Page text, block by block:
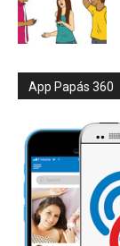
App Papás 360